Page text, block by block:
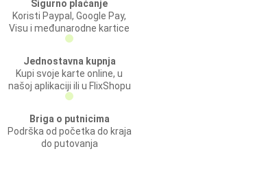
Sigurno plaćanje
Koristi Paypal, Google Pay,
Visu i međunarodne kartice
Jednostavna kupnja
Kupi svoje karte online, u
našoj aplikaciji ili u FlixShopu
Briga o putnicima
Podrška od početka do kraja
do putovanja